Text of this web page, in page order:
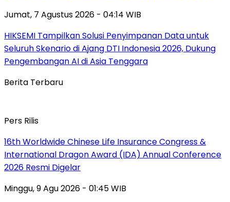
Jumat, 7 Agustus 2026 - 04:14 WIB
HIKSEMI Tampilkan Solusi Penyimpanan Data untuk
Seluruh Skenario di Ajang DTI Indonesia 2026, Dukung
Pengembangan AI di Asia Tenggara
Berita Terbaru
Pers Rilis
16th Worldwide Chinese Life Insurance Congress &
International Dragon Award (IDA) Annual Conference
2026 Resmi Digelar
Minggu, 9 Agu 2026 - 01:45 WIB